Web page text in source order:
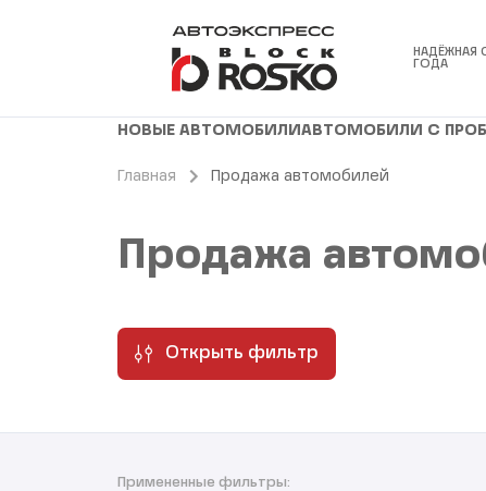
НАДЁЖНАЯ
ГОДА
НОВЫЕ АВТОМОБИЛИ АВТОМОБИЛИ С
Главная Продажа автомобилей
Продажа
Открыть фильтр
Примененные фильтры: